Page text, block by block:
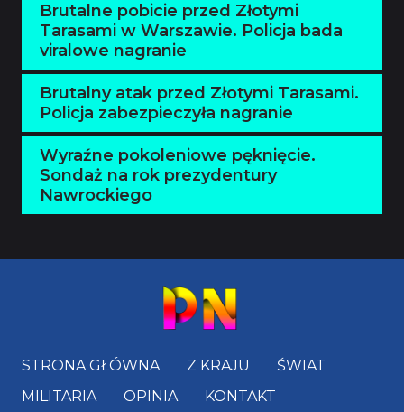
Brutalne pobicie przed Złotymi
Tarasami w Warszawie. Policja bada
viralowe nagranie
Brutalny atak przed Złotymi Tarasami.
Policja zabezpieczyła nagranie
Wyraźne pokoleniowe pęknięcie.
Sondaż na rok prezydentury
Nawrockiego
STRONA GŁÓWNA Z KRAJU
ŚWIAT
MILITARIA
OPINIA KONTAKT